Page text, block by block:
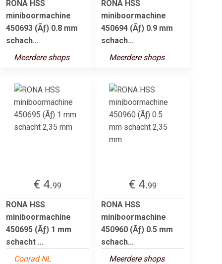
RONA HSS
miniboormachine
450693 (Ãƒ) 0.8 mm
schach...
Meerdere shops
RONA HSS
miniboormachine
450694 (Ãƒ) 0.9 mm
schach...
Meerdere shops
€ 4.99
RONA HSS
miniboormachine
450695 (Ãƒ) 1 mm
schacht ...
Conrad NL
€ 4.99
RONA HSS
miniboormachine
450960 (Ãƒ) 0.5 mm
schach...
Meerdere shops